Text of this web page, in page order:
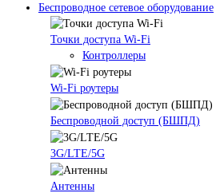
Беспроводное сетевое оборудование
Точки доступа Wi-Fi
Контроллеры
Wi-Fi роутеры
Беспроводной доступ (БШПД)
3G/LTE/5G
Антенны